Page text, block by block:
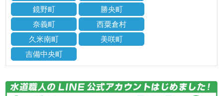
鏡野町
勝央町
奈義町
西粟倉村
久米南町
美咲町
吉備中央町